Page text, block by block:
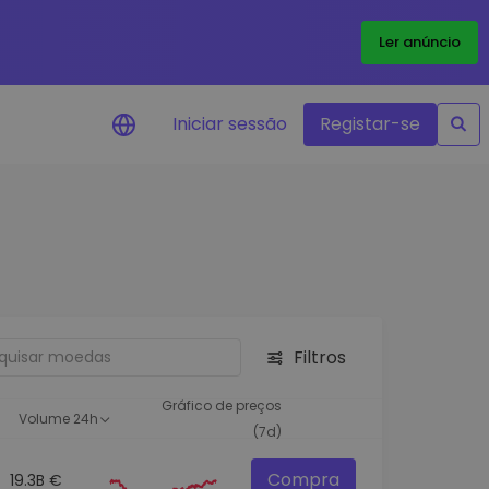
Ler anúncio
investimento
Ideias inteligentes para um
desempenho ótimo
Iniciar sessão Registar-se
Filtros
Volume 24h
Gráfico de preços
(7d)
19.3B € Compra